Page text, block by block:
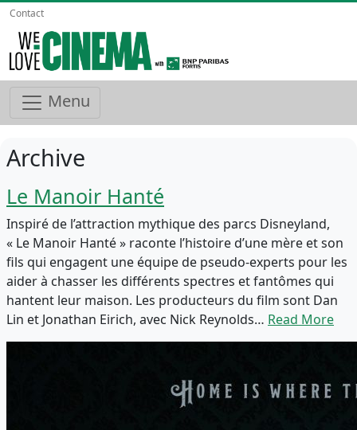
Contact
Menu
Archive
Le Manoir Hanté
Inspiré de l’attraction mythique des parcs Disneyland,
« Le Manoir Hanté » raconte l’histoire d’une mère et son
fils qui engagent une équipe de pseudo-experts pour les
aider à chasser les différents spectres et fantômes qui
hantent leur maison. Les producteurs du film sont Dan
Lin et Jonathan Eirich, avec Nick Reynolds… Read More